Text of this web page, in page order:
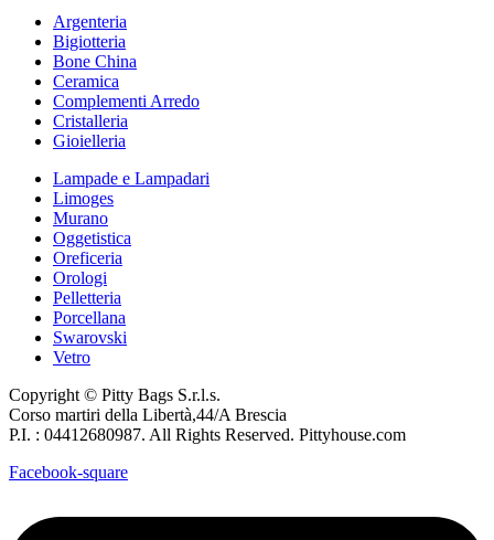
Argenteria
Bigiotteria
Bone China
Ceramica
Complementi Arredo
Cristalleria
Gioielleria
Lampade e Lampadari
Limoges
Murano
Oggetistica
Oreficeria
Orologi
Pelletteria
Porcellana
Swarovski
Vetro
Copyright © Pitty Bags S.r.l.s.
Corso martiri della Libertà,44/A Brescia
P.I. : 04412680987. All Rights Reserved. Pittyhouse.com
Facebook-square